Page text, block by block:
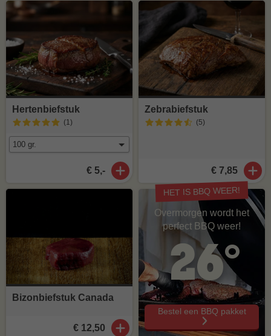
Hertenbiefstuk
(1)
€ 5,-
Zebrabiefstuk
(5)
€ 7,85
Bizonbiefstuk Canada
€ 12,50
HET IS BBQ WEER!
Overmorgen wordt het
perfect BBQ weer!
26°
Bestel een BBQ pakket